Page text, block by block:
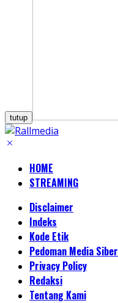
tutup
HOME
STREAMING
Disclaimer
Indeks
Kode Etik
Pedoman Media Siber
Privacy Policy
Redaksi
Tentang Kami